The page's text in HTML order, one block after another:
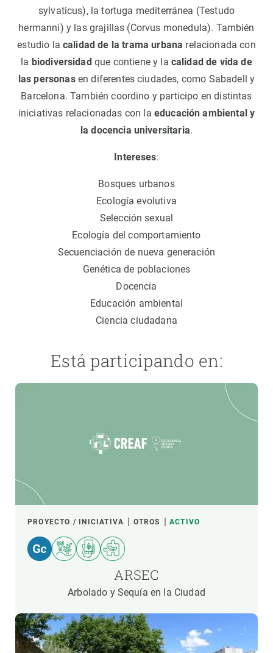
sylvaticus), la tortuga mediterránea (Testudo
hermanni) y las grajillas (Corvus monedula). También
estudio lacalidad de la trama urbana relacionada con
la biodiversidad que contiene y la calidad de vida de
las personasen diferentes ciudades, como Sabadell y
Barcelona. También coordino y participo en distintas
iniciativas relacionadas con la educación ambiental y
la docencia universitaria.
Intereses:
Bosques urbanos
Ecología evolutiva
Selección sexual
Ecología del comportamiento
Secuenciación de nueva generación
Genética de poblaciones
Docencia
Educación ambiental
Ciencia ciudadana
Está participando en:
PROYECTO / INICIATIVA OTROS ACTIVO
ARSEC
Arbolado y Sequía en la Ciudad